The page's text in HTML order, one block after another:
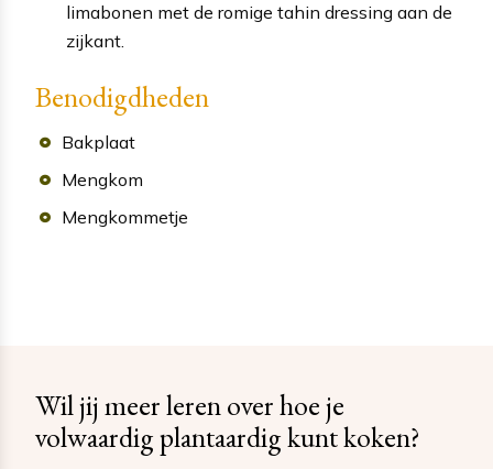
limabonen met de romige tahin dressing aan de
zijkant.
Benodigdheden
Bakplaat
Mengkom
Mengkommetje
Wil jij meer leren over hoe je
volwaardig plantaardig kunt koken?